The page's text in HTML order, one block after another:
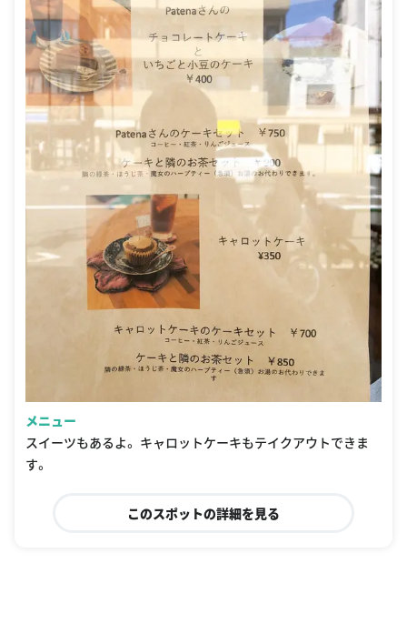
メニュー
スイーツもあるよ。 キャロットケーキもテイクアウトできま
す。
このスポットの詳細を見る